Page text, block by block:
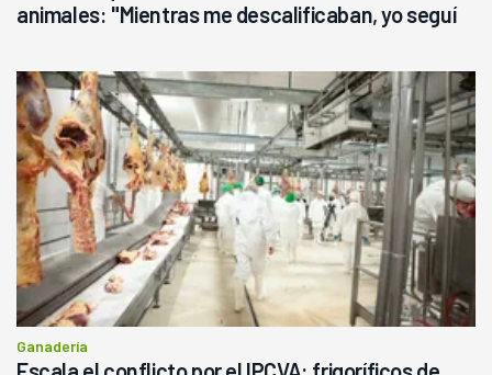
animales: "Mientras me descalificaban, yo seguí
Ganadería